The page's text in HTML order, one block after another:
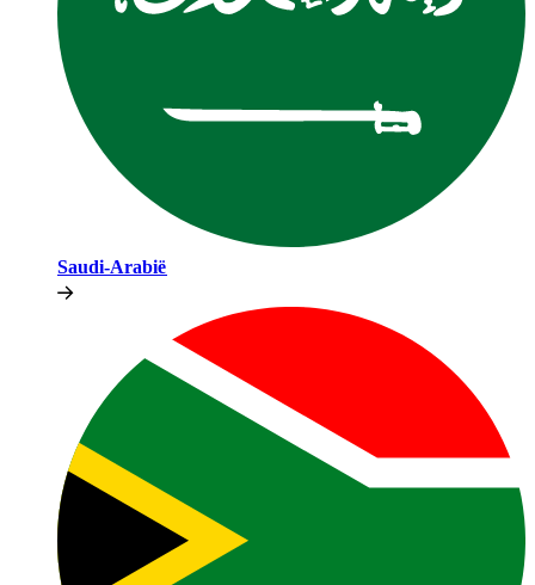
Saudi-Arabië​​